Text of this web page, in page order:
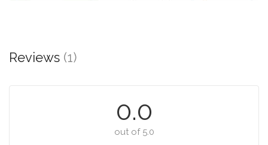
Reviews (1)
0.0
out of 5.0